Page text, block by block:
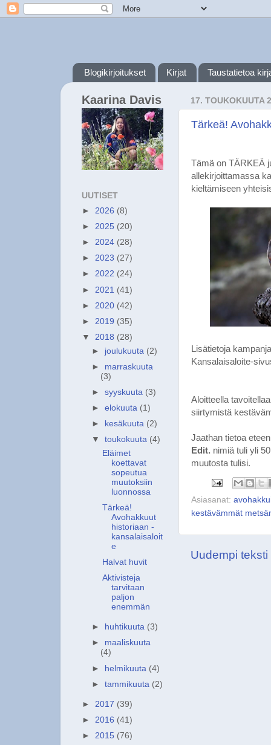
Blogikirjoitukset Kirjat Taustatietoa
17. TOUKOKUUTA
Tärkeä!
Tämä on TÄRKEÄ
allekirjoittamassa
kieltämiseen
Lisätietoja
Kansalaisaloite-
Aloitteella
siirtymistä
Jaathan tietoa
Edit. nimiä tuli yli
muutosta tulisi.
Asiasanat:
kestävämmät
Uudempi teksti
Kaarina Davis
UUTISET
► 2026 (8)
► 2025 (20)
► 2024 (28)
► 2023 (27)
► 2022 (24)
► 2021 (41)
► 2020 (42)
► 2019 (35)
▼ 2018 (28)
► joulukuuta (2)
► marraskuuta
(3)
►syyskuuta (3)
►elokuuta (1)
►
kesäkuuta (2)
▼toukokuuta (4)
Eläimet
koettavat
sopeutua
muutoksiin
luonnossa
Tärkeä!
Avohakkuut
historiaan -
kansalaisaloit
e
Halvat huvit
Aktivisteja
tarvitaan
paljon
enemmän
► huhtikuuta (3)
► maaliskuuta
(4)
► helmikuuta (4)
►tammikuuta (2)
► 2017 (39)
► 2016 (41)
► 2015 (76)